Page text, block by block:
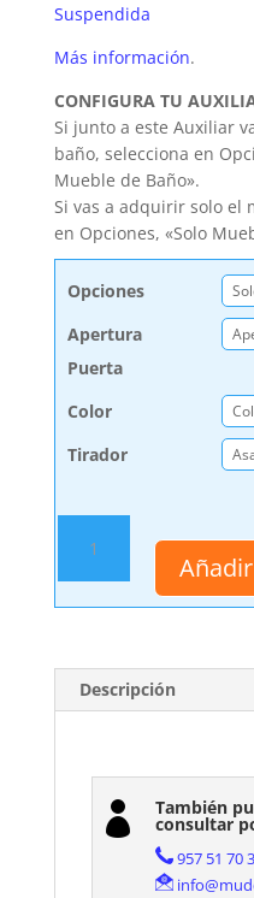
Suspendida
Más información.
CONFIGURA TU
Si junto a este Auxiliar
baño, selecciona en
Mueble de Baño».
Si vas a adquirir solo el
en Opciones, «Solo
Opciones
Apertura
Puerta
Color
Tirador
Auxiliar
de
Baño
Avila
Descripción
 También
consultar
957 51 70